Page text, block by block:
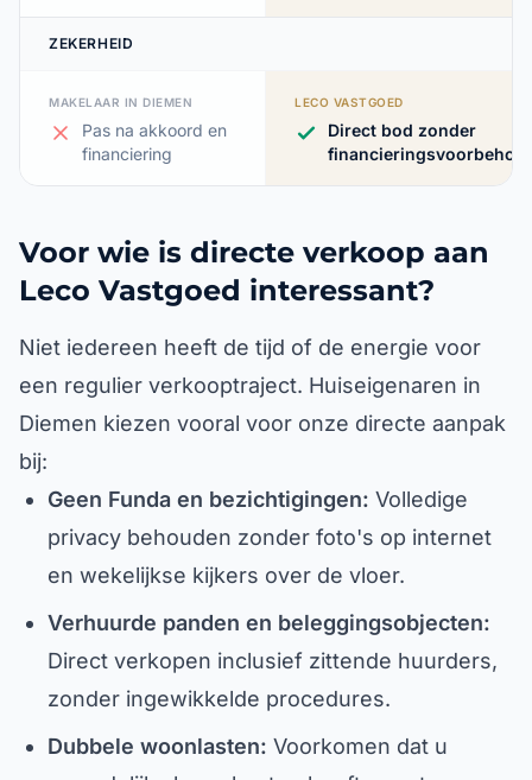
ZEKERHEID
MAKELAAR IN DIEMEN
Pas na akkoord en
financiering
LECO VASTGOED
Direct bod zonder
Voor wie is directe verkoop aan
Leco Vastgoed interessant?
Niet iedereen heeft de tijd of de energie voor
een regulier verkooptraject. Huiseigenaren in
Diemen kiezen vooral voor onze directe aanpak
bij:
Geen Funda en bezichtigingen: Volledige
privacy behouden zonder foto's op internet
en wekelijkse kijkers over de vloer.
Verhuurde panden en beleggingsobjecten:
Direct verkopen inclusief zittende huurders,
zonder ingewikkelde procedures.
Dubbele woonlasten: Voorkomen dat u